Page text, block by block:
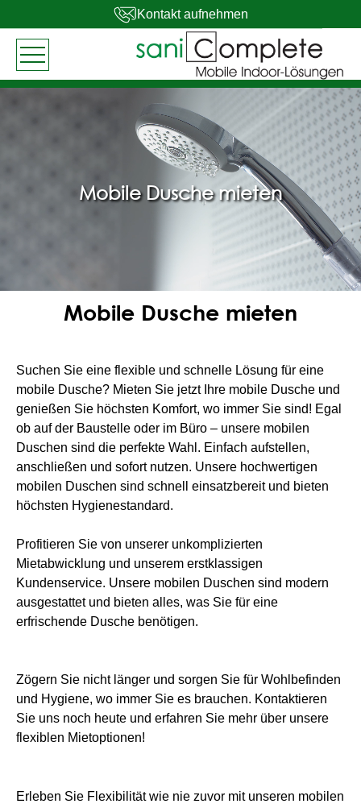
Kontakt aufnehmen
Mobile Dusche mieten
Mobile Dusche mieten
Suchen Sie eine flexible und schnelle Lösung für eine
mobile Dusche? Mieten Sie jetzt Ihre mobile Dusche und
genießen Sie höchsten Komfort, wo immer Sie sind! Egal
ob auf der Baustelle oder im Büro – unsere mobilen
Duschen sind die perfekte Wahl. Einfach aufstellen,
anschließen und sofort nutzen. Unsere hochwertigen
mobilen Duschen sind schnell einsatzbereit und bieten
höchsten Hygienestandard.
Profitieren Sie von unserer unkomplizierten
Mietabwicklung und unserem erstklassigen
Kundenservice. Unsere mobilen Duschen sind modern
ausgestattet und bieten alles, was Sie für eine
erfrischende Dusche benötigen.
Zögern Sie nicht länger und sorgen Sie für Wohlbefinden
und Hygiene, wo immer Sie es brauchen. Kontaktieren
Sie uns noch heute und erfahren Sie mehr über unsere
flexiblen Mietoptionen!
Erleben Sie Flexibilität wie nie zuvor mit unseren mobilen